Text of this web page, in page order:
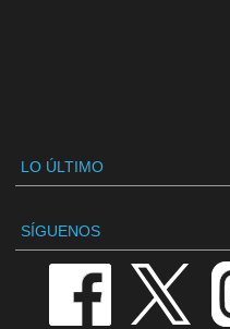
LO ÚLTIMO
SÍGUENOS